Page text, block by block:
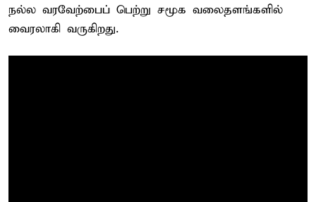
நல்ல வரவேற்பைப் பெற்று சமூக வலைதளங்களில்
வைரலாகி வருகிறது.